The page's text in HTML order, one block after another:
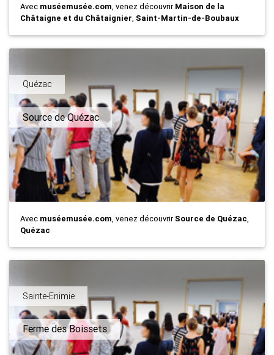
Avec muséemusée.com, venez découvrirMaison de la
Châtaigne et du Châtaignier, Saint-Martin-de-Boubaux
Quézac
Source de Quézac
Avec muséemusée.com, venez découvrirSource de Quézac,
Quézac
Sainte-Enimie
Ferme des Boissets